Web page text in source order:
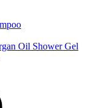
Oil Shower Gel